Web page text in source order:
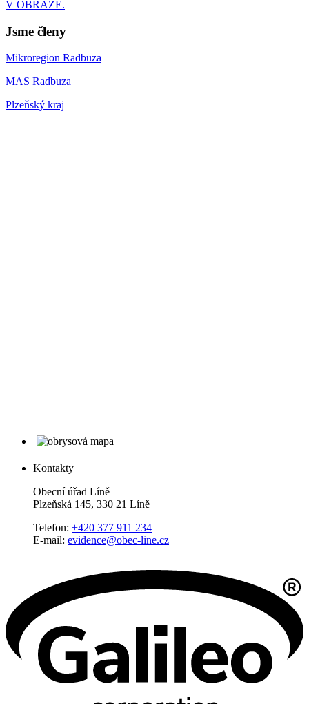
V OBRAZE.
Jsme členy
Mikroregion Radbuza
MAS Radbuza
Plzeňský kraj
Kontakty
Obecní úřad Líně
Plzeňská 145, 330 21 Líně
Telefon: +420 377 911 234
E-mail: evidence@obec-line.cz